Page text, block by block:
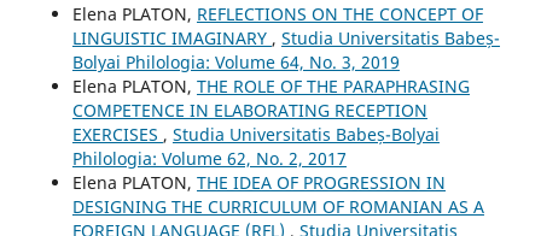
Elena PLATON, REFLECTIONS ON THE CONCEPT OF
LINGUISTIC IMAGINARY , Studia Universitatis Babeș-
Bolyai Philologia: Volume 64, No. 3, 2019
Elena PLATON, THE ROLE OF THE PARAPHRASING
COMPETENCE IN ELABORATING RECEPTION
EXERCISES , Studia Universitatis Babeș-Bolyai
Philologia: Volume 62, No. 2, 2017
Elena PLATON, THE IDEA OF PROGRESSION IN
DESIGNING THE CURRICULUM OF ROMANIAN AS A
FOREIGN LANGUAGE (RFL) , Studia Universitatis